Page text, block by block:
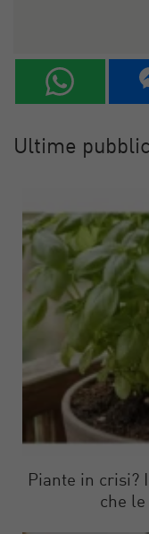
Ultime
Piante in crisi?
che